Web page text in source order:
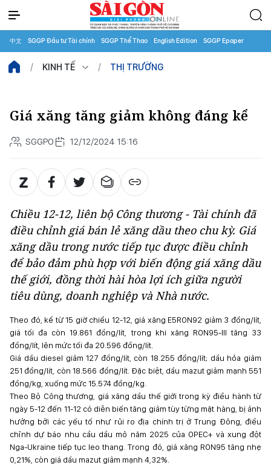
中文 SGGP Đầu tư Tài chính SGGP Thể Thao English Edition SGGP Epaper
KINH TẾ THỊ TRƯỜNG
Giá xăng tăng giảm không đáng kể
SGGPO 12/12/2024 15:16
Chiều 12-12, liên bộ Công thương - Tài chính đã
điều chỉnh giá bán lẻ xăng dầu theo chu kỳ. Giá
xăng dầu trong nước tiếp tục được điều chỉnh
để bảo đảm phù hợp với biến động giá xăng dầu
thế giới, đồng thời hài hòa lợi ích giữa người
tiêu dùng, doanh nghiệp và Nhà nước.
Theo đó, kể từ 15 giờ chiều 12-12, giá xăng E5RON92 giảm 3 đồng/lít,
giá tối đa còn 19.861 đồng/lít, trong khi xăng RON95-III tăng 33
đồng/lít, lên mức tối đa 20.596 đồng/lít.
Giá dầu diesel giảm 127 đồng/lít, còn 18.255 đồng/lít; dầu hỏa giảm
251 đồng/lít, còn 18.566 đồng/lít. Đặc biệt, dầu mazut giảm mạnh 551
đồng/kg, xuống mức 15.574 đồng/kg.
Theo Bộ Công thương, giá xăng dầu thế giới trong kỳ điều hành từ
ngày 5-12 đến 11-12 có diễn biến tăng giảm tùy từng mặt hàng, bị ảnh
hưởng bởi các yếu tố như rủi ro địa chính trị ở Trung Đông, điều
chỉnh dự báo nhu cầu dầu mỏ năm 2025 của OPEC+ và xung đột
Nga-Ukraine tiếp tục leo thang. Trong đó, giá xăng RON95 tăng nhẹ
0,21%, còn giá dầu mazut giảm mạnh 4,32%.